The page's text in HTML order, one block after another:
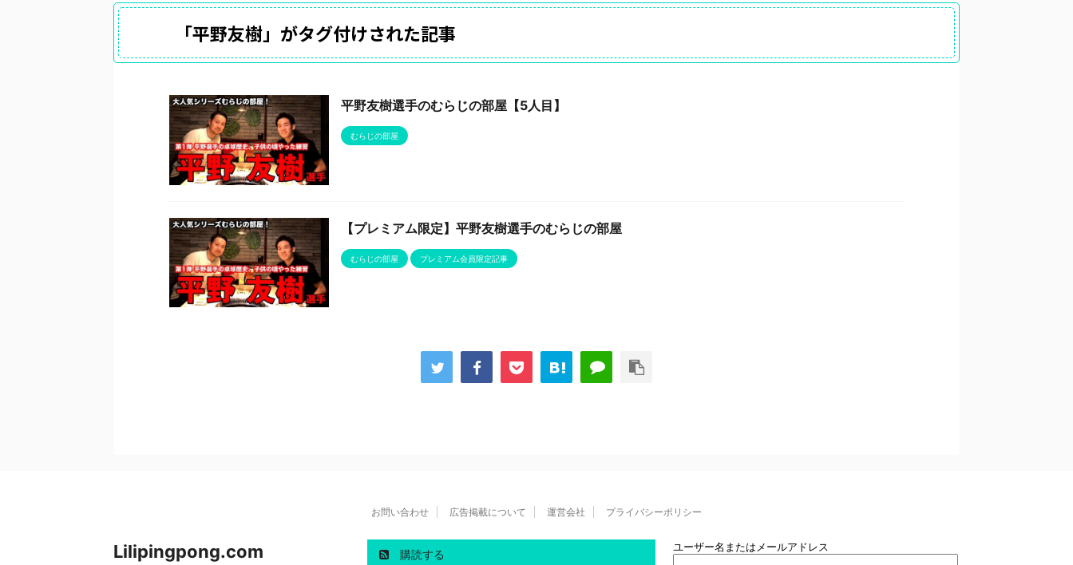
「平野友樹」がタグ付けされた記事
平野友樹選手のむらじの部屋【5人目】
むらじの部屋
【プレミアム限定】平野友樹選手のむらじの部屋
むらじの部屋 プレミアム会員限定記事
お問い合わせ 広告掲載について 運営会社 プライバシーポリシー
購読する
ユーザー名またはメールアドレス
Lilipingpong.com